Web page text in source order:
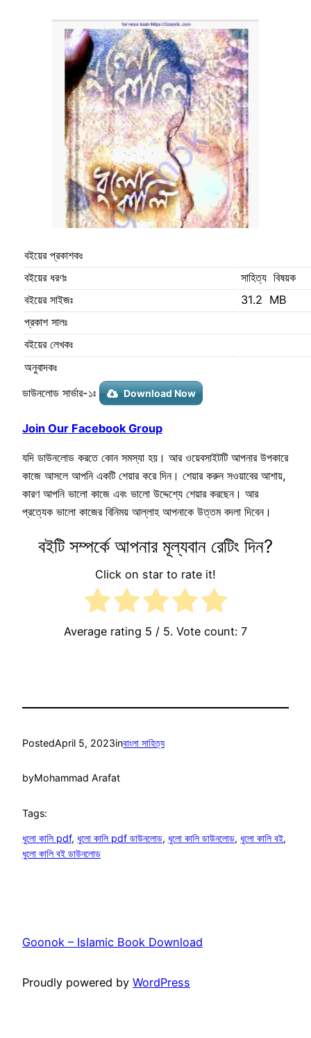
বইয়ের প্রকাশকঃ
বইয়ের ধরণঃ
সাহিত্য বিষয়ক
বইয়ের সাইজঃ
31.2 MB
প্রকাশ সালঃ
বইয়ের লেখকঃ
অনুবাদকঃ
ডাউনলোড সার্ভার-১ঃ
Download Now
Join Our Facebook Group
যদি ডাউনলোড করতে কোন সমস্যা হয়। আর ওয়েবসাইটটি আপনার উপকারে
কাজে আসলে আপনি একটি শেয়ার করে দিন। শেয়ার করুন সওয়াবের আশায়,
কারণ আপনি ভালো কাজে এবং ভালো উদ্দেশ্যে শেয়ার করছেন। আর
প্রত্যেক ভালো কাজের বিনিময় আল্লাহ আপনাকে উত্তম বদলা দিবেন।
বইটি সম্পর্কে আপনার মূল্যবান রেটিং দিন?
Click on star to rate it!
Average rating 5 / 5. Vote count: 7
PostedApril 5, 2023inবাংলা সাহিত্য
byMohammad Arafat
Tags:
ধুলো কালি pdf, ধুলো কালি pdf ডাউনলোড, ধুলো কালি ডাউনলোড, ধুলো কালি বই
ধুলো কালি বই ডাউনলোড
Goonok – Islamic Book Download
Proudly powered by WordPress